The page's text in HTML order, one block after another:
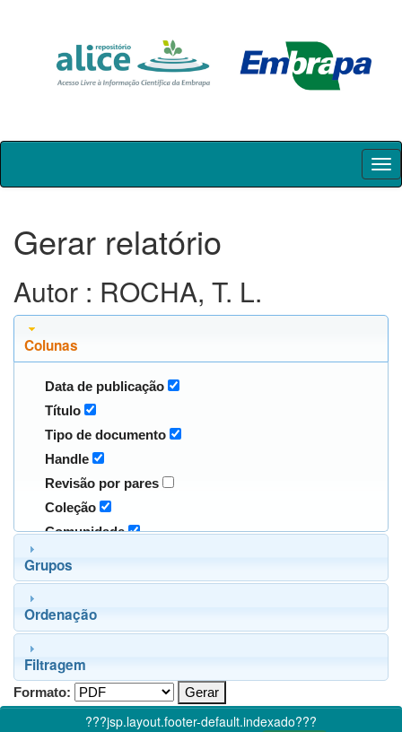
Skip
Gerar relatório
Autor : ROCHA, T. L.
Colunas
Data de publicação
Título
Tipo de documento
Handle
Revisão por pares
Coleção
Comunidade
Grupos
Ordenação
Filtragem
Formato:
???jsp.layout.footer-default.indexado???